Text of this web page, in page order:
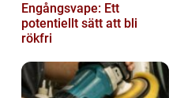
Engångsvape: Ett
potentiellt sätt att bli
rökfri